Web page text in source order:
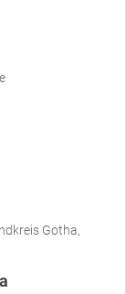
Gotha,